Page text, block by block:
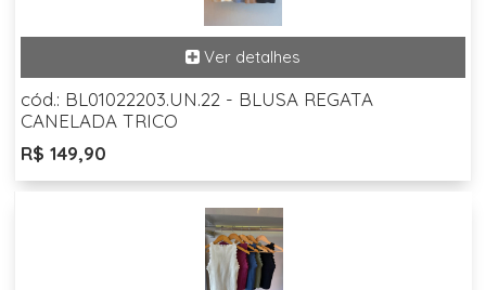
cód.: BL01022203.UN.22 - BLUSA REGATA
CANELADA TRICO
R$ 149,90